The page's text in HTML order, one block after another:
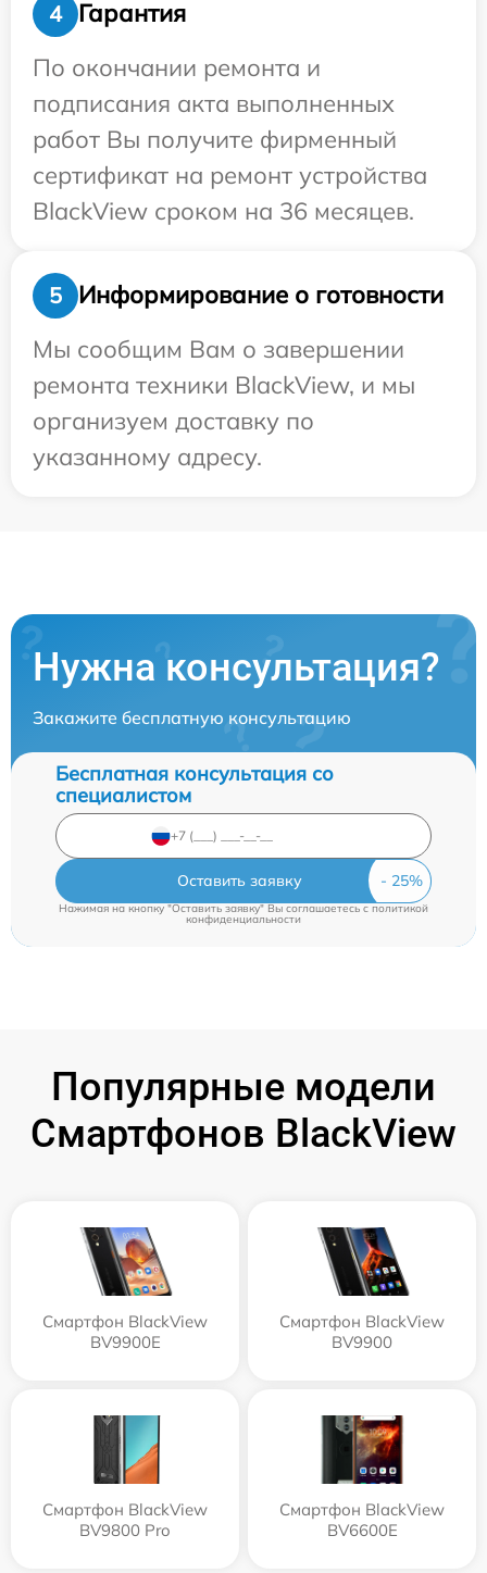
4
Гарантия
По окончании ремонта и
подписания акта выполненных
работ Вы получите фирменный
сертификат на ремонт устройства
BlackView сроком на 36 месяцев.
5
Информирование о готовности
Мы сообщим Вам о завершении
ремонта техники BlackView, и мы
организуем доставку по
указанному адресу.
Нужна консультация?
Закажите бесплатную консультацию
Бесплатная консультация со
специалистом
Оставить заявку
Нажимая на кнопку "Оставить заявку" Вы соглашаетесь cполитикой
конфиденциальности
Популярные модели
Смартфонов BlackView
Смартфон BlackView
BV9900E
Смартфон BlackView
BV9900
Смартфон BlackView
BV9800 Pro
Смартфон BlackView
BV6600E